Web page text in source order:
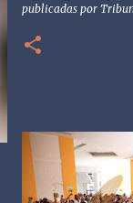
publicadas por